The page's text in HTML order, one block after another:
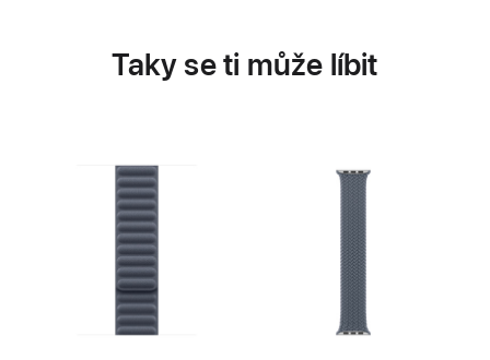
Taky se ti může líbit